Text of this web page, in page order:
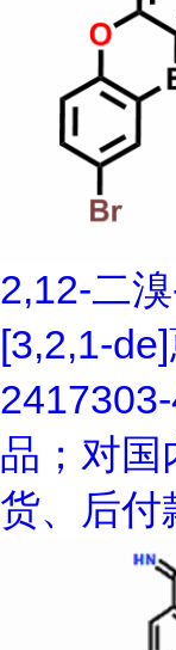
2,12-二
[3,2,1-
品；对国
货、后付